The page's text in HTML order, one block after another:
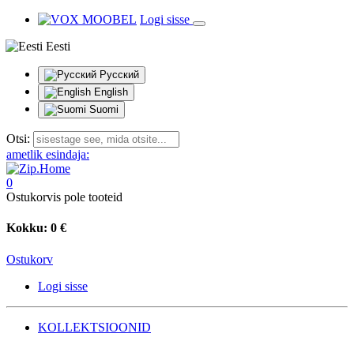
Logi sisse
Eesti
Русский
English
Suomi
Otsi:
ametlik esindaja:
0
Ostukorvis pole tooteid
Kokku: 0 €
Ostukorv
Logi sisse
KOLLEKTSIOONID